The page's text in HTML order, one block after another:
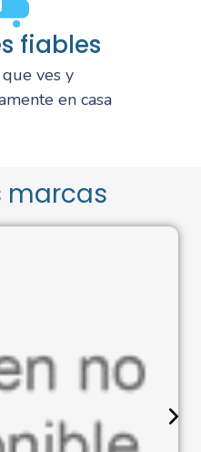
fiables
ves y
en casa
marcas